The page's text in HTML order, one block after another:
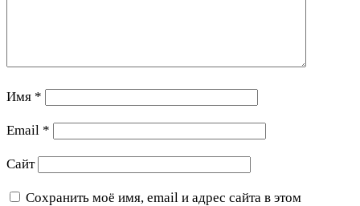
Имя *
Email *
Сайт
Сохранить моё имя, email и адрес сайта в этом